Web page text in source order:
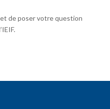
de poser votre question